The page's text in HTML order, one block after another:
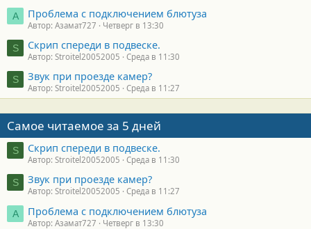
А Проблема с подключением блютуза
Автор: Азамат727 Четверг в 13:30
S Скрип спереди в подвеске.
Автор: Stroitel20052005 Среда в 11:30
S Звук при проезде камер?
Автор: Stroitel20052005 Среда в 11:27
Самое читаемое за 5 дней
S Скрип спереди в подвеске.
Автор: Stroitel20052005 Среда в 11:30
S Звук при проезде камер?
Автор: Stroitel20052005 Среда в 11:27
А Проблема с подключением блютуза
Автор: Азамат727 Четверг в 13:30